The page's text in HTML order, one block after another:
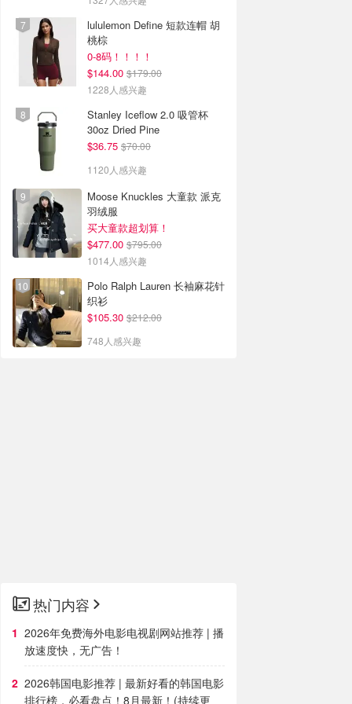
lululemon Define 短款连帽 胡
桃棕
0-8码！！！！
$144.00 $179.00
1228人感兴趣
Stanley Iceflow 2.0 吸管杯
30oz Dried Pine
$36.75 $70.00
1120人感兴趣
Moose Knuckles 大童款 派克
羽绒服
买大童款超划算！
$477.00 $795.00
1014人感兴趣
Polo Ralph Lauren 长袖麻花针
织衫
$105.30 $212.00
748人感兴趣
热门内容
2026年免费海外电影电视剧网站推荐 | 播
放速度快，无广告！
2026韩国电影推荐 | 最新好看的韩国电影
排行榜，必看盘点！8月最新！(持续更